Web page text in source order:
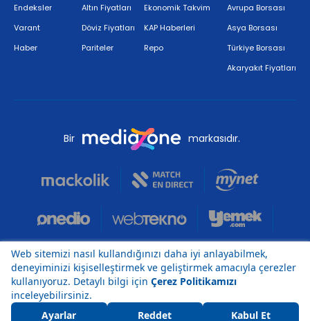
Endeksler
Varant
Haber
Altın Fiyatları
Döviz Fiyatları
Pariteler
Ekonomik Takvim
KAP Haberleri
Repo
Avrupa Borsası
Asya Borsası
Türkiye Borsası
Akaryakıt Fiyatları
Bir markasıdır.